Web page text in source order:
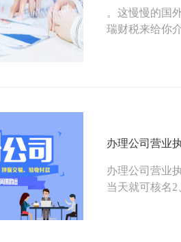
。这慢慢的国
瑞财税来给你
办理公司营业
办理公司营业
当天就可核名